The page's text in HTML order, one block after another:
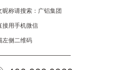
昵称请搜索：广铝集团
接用手机微信
左侧二维码
——